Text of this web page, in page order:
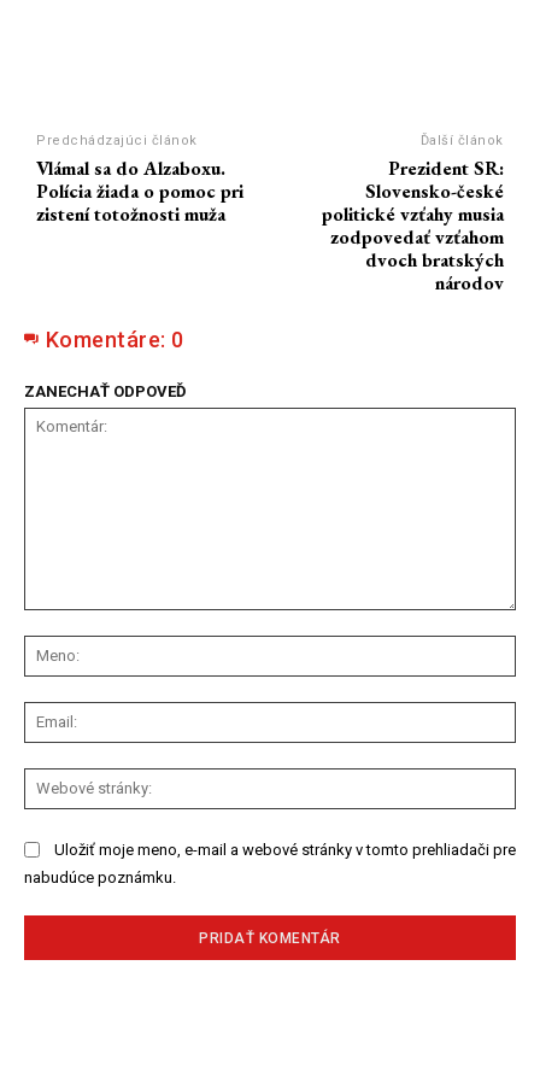
Predchádzajúci článok
Vlámal sa do Alzaboxu.
Polícia žiada o pomoc pri
zistení totožnosti muža
Ďalší článok
Prezident SR:
Slovensko-české
politické vzťahy musia
zodpovedať vzťahom
dvoch bratských
národov
Komentáre: 0
ZANECHAŤ ODPOVEĎ
Uložiť moje meno, e-mail a webové stránky v tomto prehliadači pre
nabudúce poznámku.